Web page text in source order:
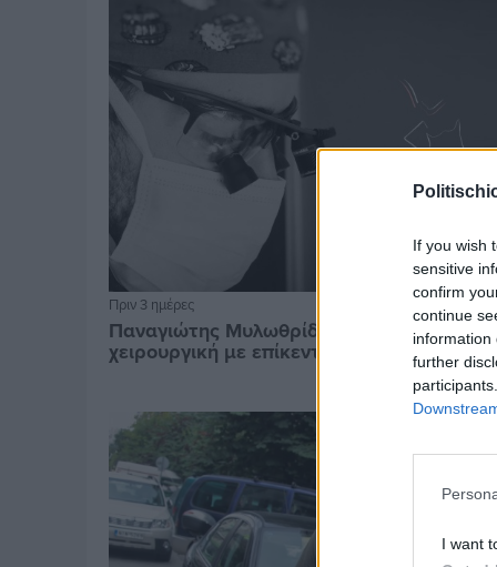
If you wish
sensitive
confirm
continue
information
further
I want
Πριν 3 ημέρες
Παναγιώτης Μυλωθρίδης: Η πλαστική
χειρουργική με επίκεντρο τον άνθρωπο